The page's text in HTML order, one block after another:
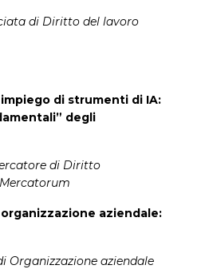
di Diritto del lavoro
di strumenti di IA:
degli
di Diritto
aziendale:
Organizzazione aziendale